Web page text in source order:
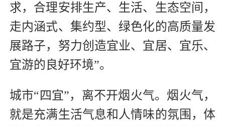
求，合理安排生产、生活、生态空间，
走内涵式、集约型、绿色化的高质量发
展路子，努力创造宜业、宜居、宜乐、
宜游的良好环境”。
城市“四宜”，离不开烟火气。烟火气，
就是充满生活气息和人情味的氛围，体